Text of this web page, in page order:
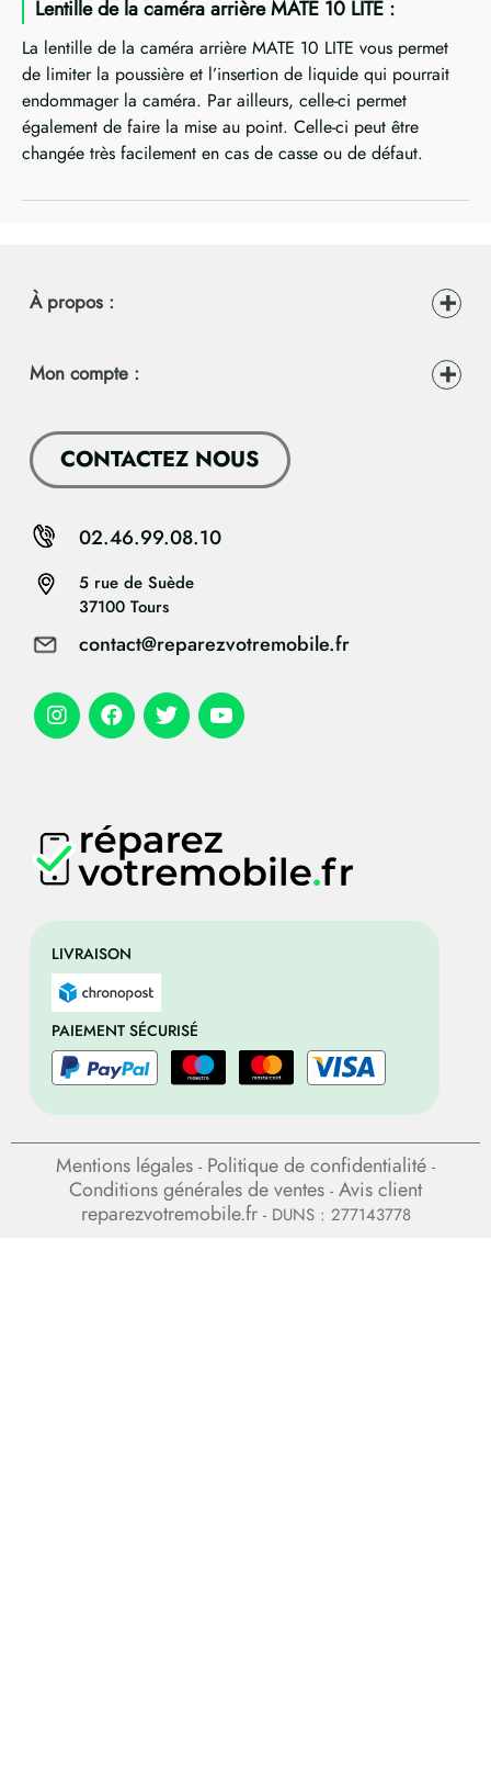
Lentille de la caméra arrière MATE 10 LITE :
La lentille de la caméra arrière MATE 10 LITE vous permet
de limiter la poussière et l’insertion de liquide qui pourrait
endommager la caméra. Par ailleurs, celle-ci permet
également de faire la mise au point. Celle-ci peut être
changée très facilement en cas de casse ou de défaut.
LIVRAISON
PAIEMENT SÉCURISÉ
À propos :
Mon compte :
CONTACTEZ NOUS
5 rue de Suède
37100 Tours
contact@reparezvotremobile.fr
02.46.99.08.10
Mentions légales - Politique de confidentialité -
Conditions générales de ventes - Avis client
reparezvotremobile.fr- DUNS : 277143778